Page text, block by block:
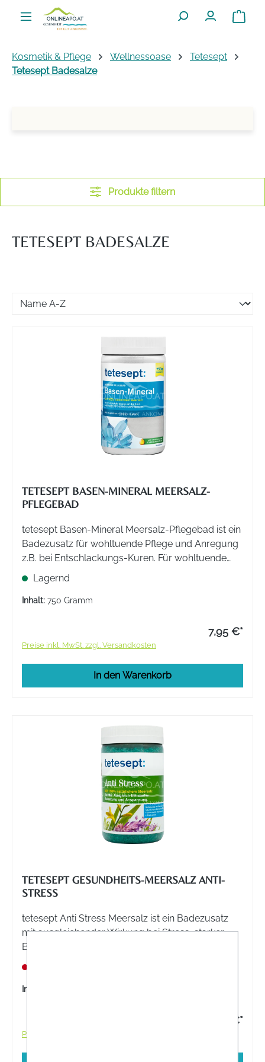
Zum Hauptinhalt springen
Kosmetik & Pflege Wellnessoase
Tetesept
Tetesept Badesalze
Produkte filtern
TETESEPT BADESALZE
TETESEPT BASEN-MINERAL MEERSALZ-
PFLEGEBAD
tetesept Basen-Mineral Meersalz-Pflegebad ist ein
Badezusatz für wohltuende Pflege und Anregung
z.B. bei Entschlackungs-Kuren. Für wohltuende
Pflege und Anregung.
Lagernd
Inhalt: 750 Gramm
7,95 €*
Preise inkl. MwSt. zzgl. Versandkosten
In den Warenkorb
TETESEPT GESUNDHEITS-MEERSALZ ANTI-
STRESS
tetesept Anti Stress Meersalz ist ein Badezusatz
mit ausgleichender Wirkung bei Stress, starker
Belastung und Anspannung.
Inhalt:
7,95 €*
Preise inkl. MwSt. zzgl. Versandkosten